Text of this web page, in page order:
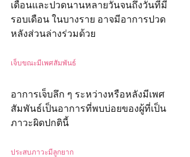
เดือนและปวดนานหลายวันจนถึงวันที่มี
รอบเดือน ในบางราย อาจมีอาการปวด
หลังส่วนล่างร่วมด้วย
เจ็บขณะมีเพศสัมพันธ์
อาการเจ็บลึก ๆ ระหว่างหรือหลังมีเพศ
สัมพันธ์เป็นอาการที่พบบ่อยของผู้ที่เป็น
ภาวะผิดปกตินี้
ประสบภาวะมีลูกยาก